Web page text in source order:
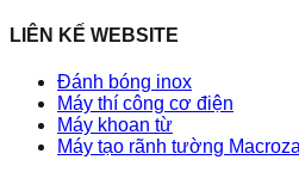
LIÊN KẾ WEBSITE
Đánh bóng inox
Máy thí công cơ điện
Máy khoan từ
Máy tạo rãnh tường Macroza